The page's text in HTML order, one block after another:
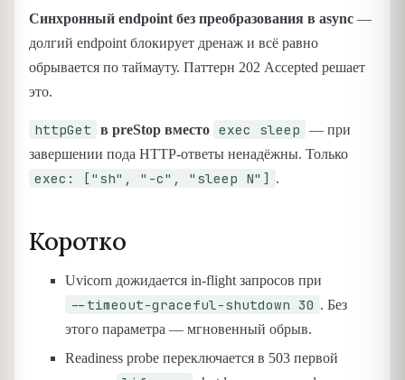
Синхронный endpoint без преобразования в async —
долгий endpoint блокирует дренаж и всё равно
обрывается по таймауту. Паттерн 202 Accepted решает
это.
httpGet в preStop вместо exec sleep
— при
завершении пода HTTP-ответы ненадёжны. Только
exec: ["sh", "-c", "sleep N"] .
Коротко
Uvicorn дожидается in-flight запросов при
--timeout-graceful-shutdown 30 . Без
этого параметра — мгновенный обрыв.
Readiness probe переключается в 503 первой